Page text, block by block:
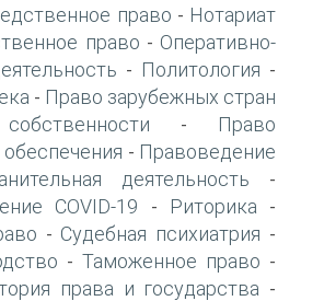
право - Нотариат
право - Оперативно-
- Политология -
- Право зарубежных стран
-
Право
- Правоведение
деятельность -
COVID-19 - Риторика -
- Судебная психиатрия -
- Таможенное право -
права и государства -